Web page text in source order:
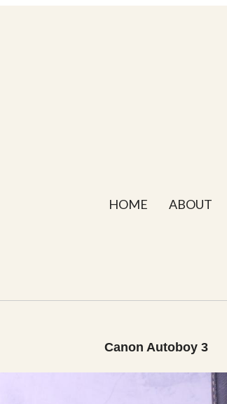
HOME ABOUT
Canon Autoboy 3